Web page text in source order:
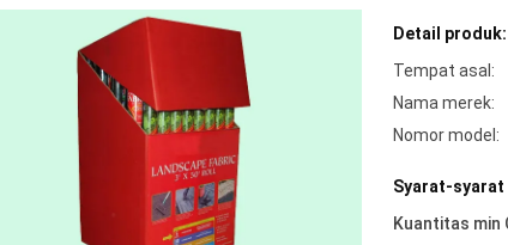
Detail produk:
Tempat asal:
Nama merek:
Nomor model:
Syarat-syarat
Kuantitas min